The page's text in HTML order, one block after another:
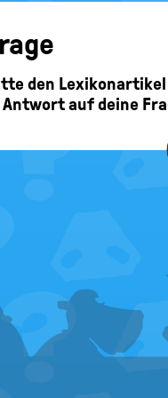
den
auf deine